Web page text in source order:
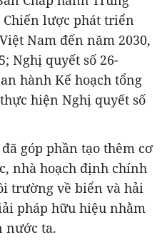
lược phát triển
Nam đến năm 2030,
Nghị quyết số 26-
hành Kế hoạch tổng
hiện Nghị quyết số
góp phần tạo thêm cơ
nhà hoạch định chính
trường về biển và hải
pháp hữu hiệu nhằm
nước ta.